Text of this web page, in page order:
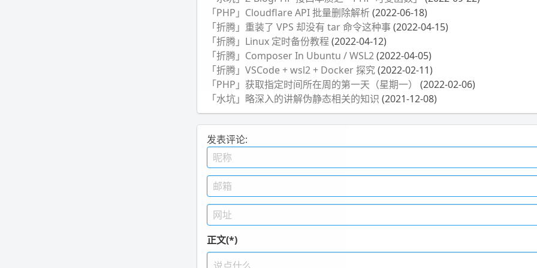
「PHP」Cloudflare API 批量删除解析(2022-06-18)
「折腾」重装了 VPS 却没有 tar 命令这种事(2022-04-15)
「折腾」Linux 定时备份教程 (2022-04-12)
「折腾」Composer In Ubuntu / WSL2(2022-04-05)
「折腾」VSCode + wsl2 + Docker 探究(2022-02-11)
「PHP」获取指定时间所在周的第一天（星期一）
(2022-02-06)
「水坑」略深入的讲解伪静态相关的知识 (2021-12-08)
发表评论:
正文(*)